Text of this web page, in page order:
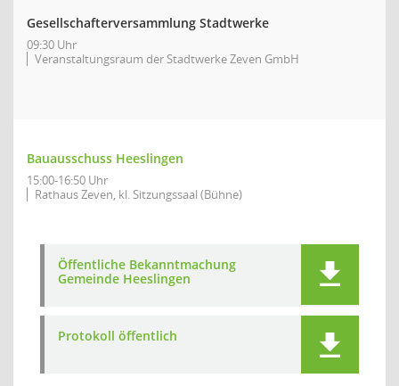
Gesellschafterversammlung Stadtwerke
09:30 Uhr
Veranstaltungsraum der Stadtwerke Zeven GmbH
Bauausschuss Heeslingen
15:00-16:50 Uhr
Rathaus Zeven, kl. Sitzungssaal (Bühne)
Öffentliche Bekanntmachung
Gemeinde Heeslingen
Protokoll öffentlich